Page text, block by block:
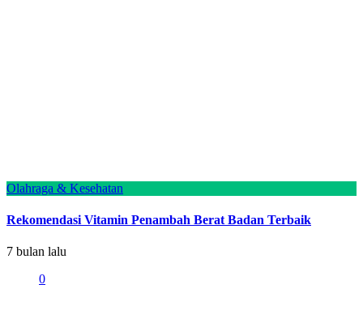
Olahraga & Kesehatan
Rekomendasi Vitamin Penambah Berat Badan Terbaik
7 bulan lalu
0